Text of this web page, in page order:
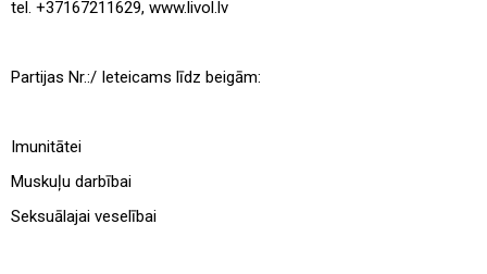
tel. +37167211629, www.livol.lv
Partijas Nr.:/ Ieteicams līdz beigām:
Imunitātei
Muskuļu darbībai
Seksuālajai veselībai